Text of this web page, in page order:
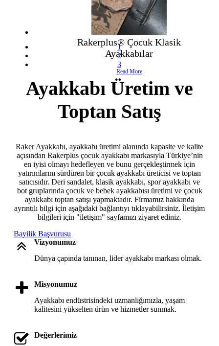
- Çocuk Bot
- Çocuk Spor Ayakkabı
- Klasik Çocuk Ayakkabı
- Çocuk Sandalet
- Babetler
Rakerplus® Çocuk Klasik
Ayakkabılar
Read More
Rakerplus® Çocuk Botları
Read More
Rakerplus® Çocuk Spor
Ayakkabılar
Read More
1
2
3
Ayakkabı Üretim ve
Toptan Satış
Raker Ayakkabı, ayakkabı üretimi alanında kapasite ve kalite
açısından Rakerplus çocuk ayakkabı markasıyla Türkiye’nin
en iyisi olmayı hedefleyen ve bunu gerçekleştirmek için
yatırımlarını sürdüren bir çocuk ayakkabı üreticisi ve toptan
satıcısıdır. Deri sandalet, klasik ayakkabı, spor ayakkabı ve
bot gruplarında çocuk ve bebek ayakkabısı üretimi ve çocuk
ayakkabı toptan satışı yapmaktadır. Firmamız hakkında
ayrıntılı bilgi için aşağıdaki bağlantıyı tıklayabilirsiniz. İletişim
bilgileri için "iletişim" sayfamızı ziyaret ediniz.
Bayilik Başvurusu
Vizyonumuz
Dünya çapında tanınan, lider ayakkabı markası olmak.
Misyonumuz
Ayakkabı endüstrisindeki uzmanlığımızla, yaşam
kalitesini yükselten ürün ve hizmetler sunmak.
Değerlerimiz